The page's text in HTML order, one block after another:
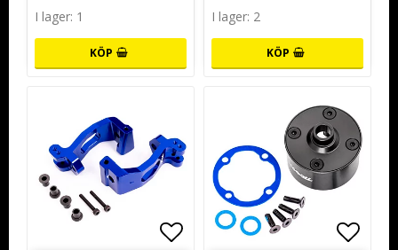
I lager: 1
KÖP
I lager: 2
KÖP